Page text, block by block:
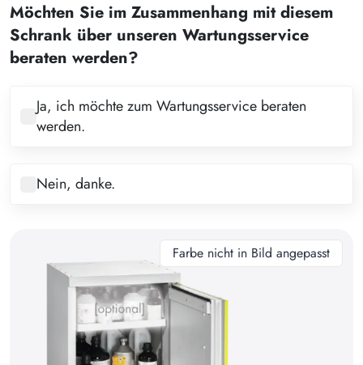
3
4
6
7
9
Möchten Sie im Zusammenhang mit diesem
Schrank über unseren Wartungsservice
beraten werden?
Ja, ich möchte zum Wartungsservice beraten
werden.
Nein, danke.
Farbe nicht in Bild angepasst